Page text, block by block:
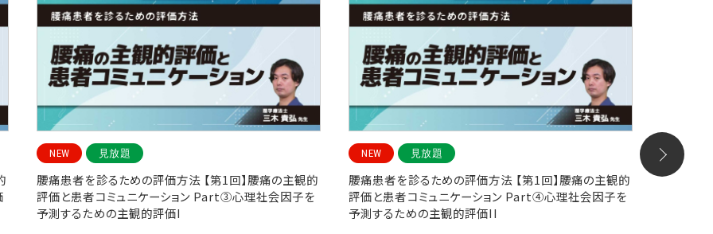
NEW 見放題
腰痛患者を診るための評価方法 【第1回】腰痛の主観的
評価と患者コミュニケーション Part③心理社会因子を
予測するための主観的評価I
NEW 見放題
腰痛患者を診るための評価方法 【第1回】腰痛の主観的
評価と患者コミュニケーション Part④心理社会因子を
予測するための主観的評価II
NEW
神経心理